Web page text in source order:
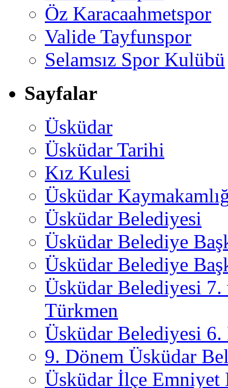
Öz Karacaahmetspor
Valide Tayfunspor
Selamsız Spor Kulübü
Sayfalar
Üsküdar
Üsküdar Tarihi
Kız Kulesi
Üsküdar
Üsküdar Belediyesi
Üsküdar Belediye
Üsküdar Belediye
Üsküdar Belediyesi
Türkmen
Üsküdar Belediyesi 6.
9. Dönem Üsküdar
Üsküdar İlçe